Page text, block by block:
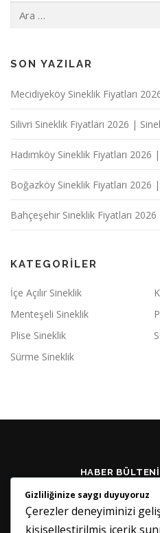
SON YAZILAR
Mecidiyeköy Sineklik Fiyatları
Silivri Sineklik Fiyatları 2026 |
Hadımköy Sineklik Fiyatları 2026
Boğazköy Sineklik Fiyatları 2026
Bahçeşehir Sineklik Fiyatları
KATEGORILER
İçe Açılır Sineklik
Menteşeli Sineklik
Plise Sineklik
Sürme Sineklik
HABER
Gizliliğinize saygı duyuyoruz
Çerezler deneyiminizi
kişiselleştirilmiş içerik